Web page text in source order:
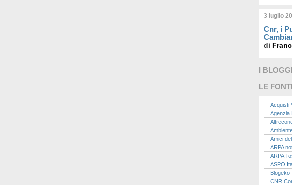
3 luglio
Cnr, i
di
I
LE
Acquisti
Agenzia
Amici
ARPA
ARPA
ASPO
Blogeko
CNR